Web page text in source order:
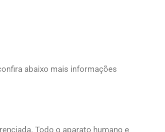
abaixo mais informações
Todo o aparato humano e